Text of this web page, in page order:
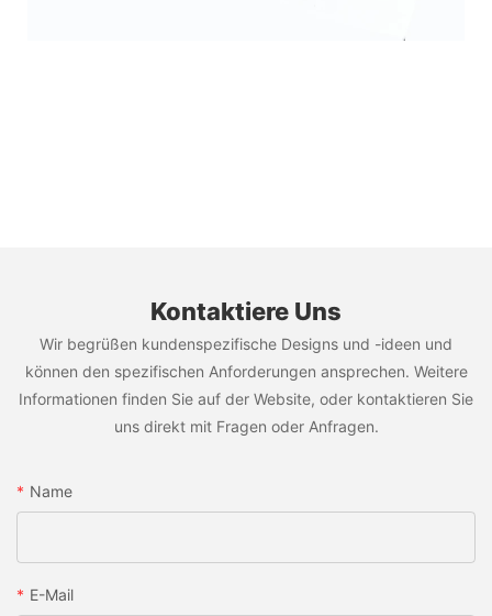
Kontaktiere Uns
Wir begrüßen kundenspezifische Designs und -ideen und
können den spezifischen Anforderungen ansprechen. Weitere
Informationen finden Sie auf der Website, oder kontaktieren Sie
uns direkt mit Fragen oder Anfragen.
Name
E-Mail